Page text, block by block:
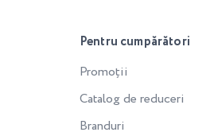
Pentru cumpărători
Promoții
Catalog de reduceri
Branduri